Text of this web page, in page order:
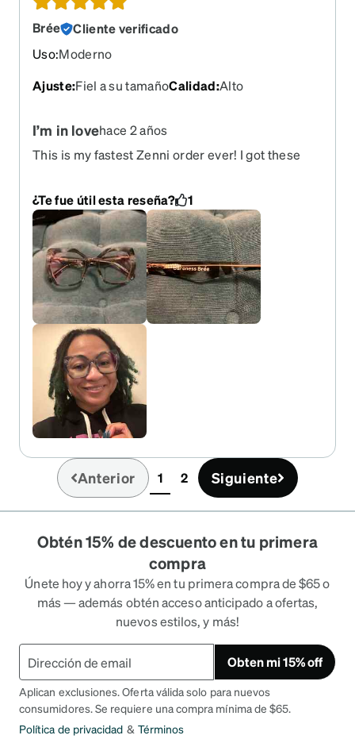
Brée
Cliente verificado
Uso:Moderno
Ajuste:Fiel a su tamañoCalidad:Alto
I’m in lovehace 2 años
This is my fastest Zenni order ever! I got these
¿Te fue útil esta reseña? 1
Anterior 1(current)
2 Siguiente
Obtén 15% de descuento en tu primera
compra
Únete hoy y ahorra 15% en tu primera compra de $65 o
más — además obtén acceso anticipado a ofertas,
nuevos estilos, y más!
Obten mi 15% off
Aplican exclusiones. Oferta válida solo para nuevos
consumidores. Se requiere una compra mínima de $65.
Política de privacidad & Términos